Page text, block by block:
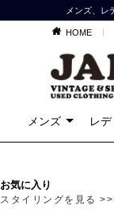
メンズ、レ
HOME
メンズ レ
お気に入り
スタイリングを見る